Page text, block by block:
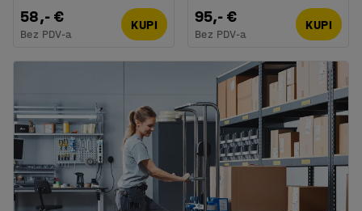
58,- €
Bez PDV-a
KUPI 95,- €
Bez PDV-a
KUPI